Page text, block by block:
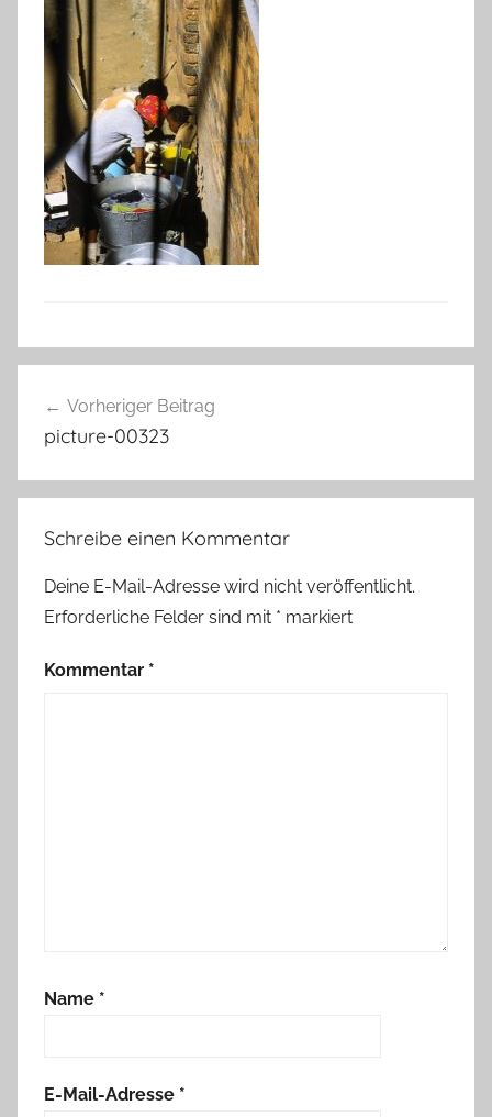
Vorheriger Beitrag
picture-00323
Schreibe einen Kommentar
Deine E-Mail-Adresse wird nicht veröffentlicht.
Erforderliche Felder sind mit * markiert
Kommentar *
Name *
E-Mail-Adresse *